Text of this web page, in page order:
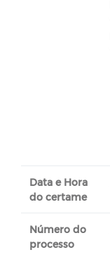
Data e Hora
do certame
Número do
processo